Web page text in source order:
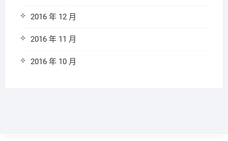
2016 年 12 月
2016 年 11 月
2016 年 10 月